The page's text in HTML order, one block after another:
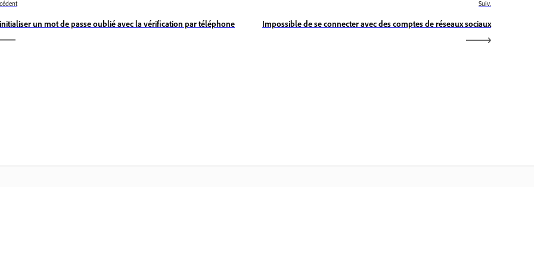
un mot de passe oublié avec la vérification par téléphone
Suiv.
Impossible de se connecter avec des comptes de réseaux sociaux